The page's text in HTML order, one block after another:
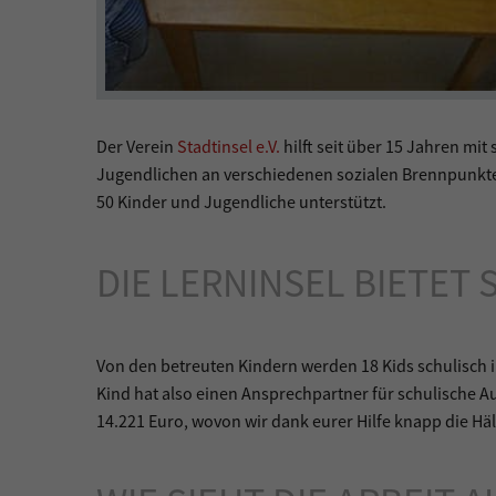
Der Verein Stadtinsel e.V. hilft seit über 15 Jahren
Jugendlichen an verschiedenen sozialen
50 Kinder und Jugendliche unterstützt.
DIE LERNINSEL BIETET
Von den betreuten Kindern werden 18 Kids
Kind hat also einen Ansprechpartner für schulische
14.221 Euro, wovon wir dank eurer Hilfe knapp die